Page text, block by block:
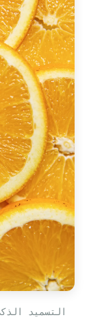
التسميد